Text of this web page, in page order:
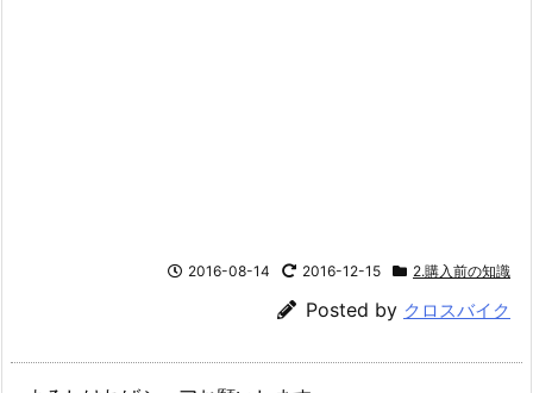
2016-08-14 2016-12-15 2.購入前の知識
Posted by クロスバイク